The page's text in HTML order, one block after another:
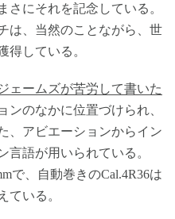
さにそれを記念している。
は、当然のことながら、世
得している。
ェームズが苦労して書いた
ンのなかに位置づけられ、
、アビエーションからイン
言語が用いられている。
で、自動巻きのCal.4R36は
ている。